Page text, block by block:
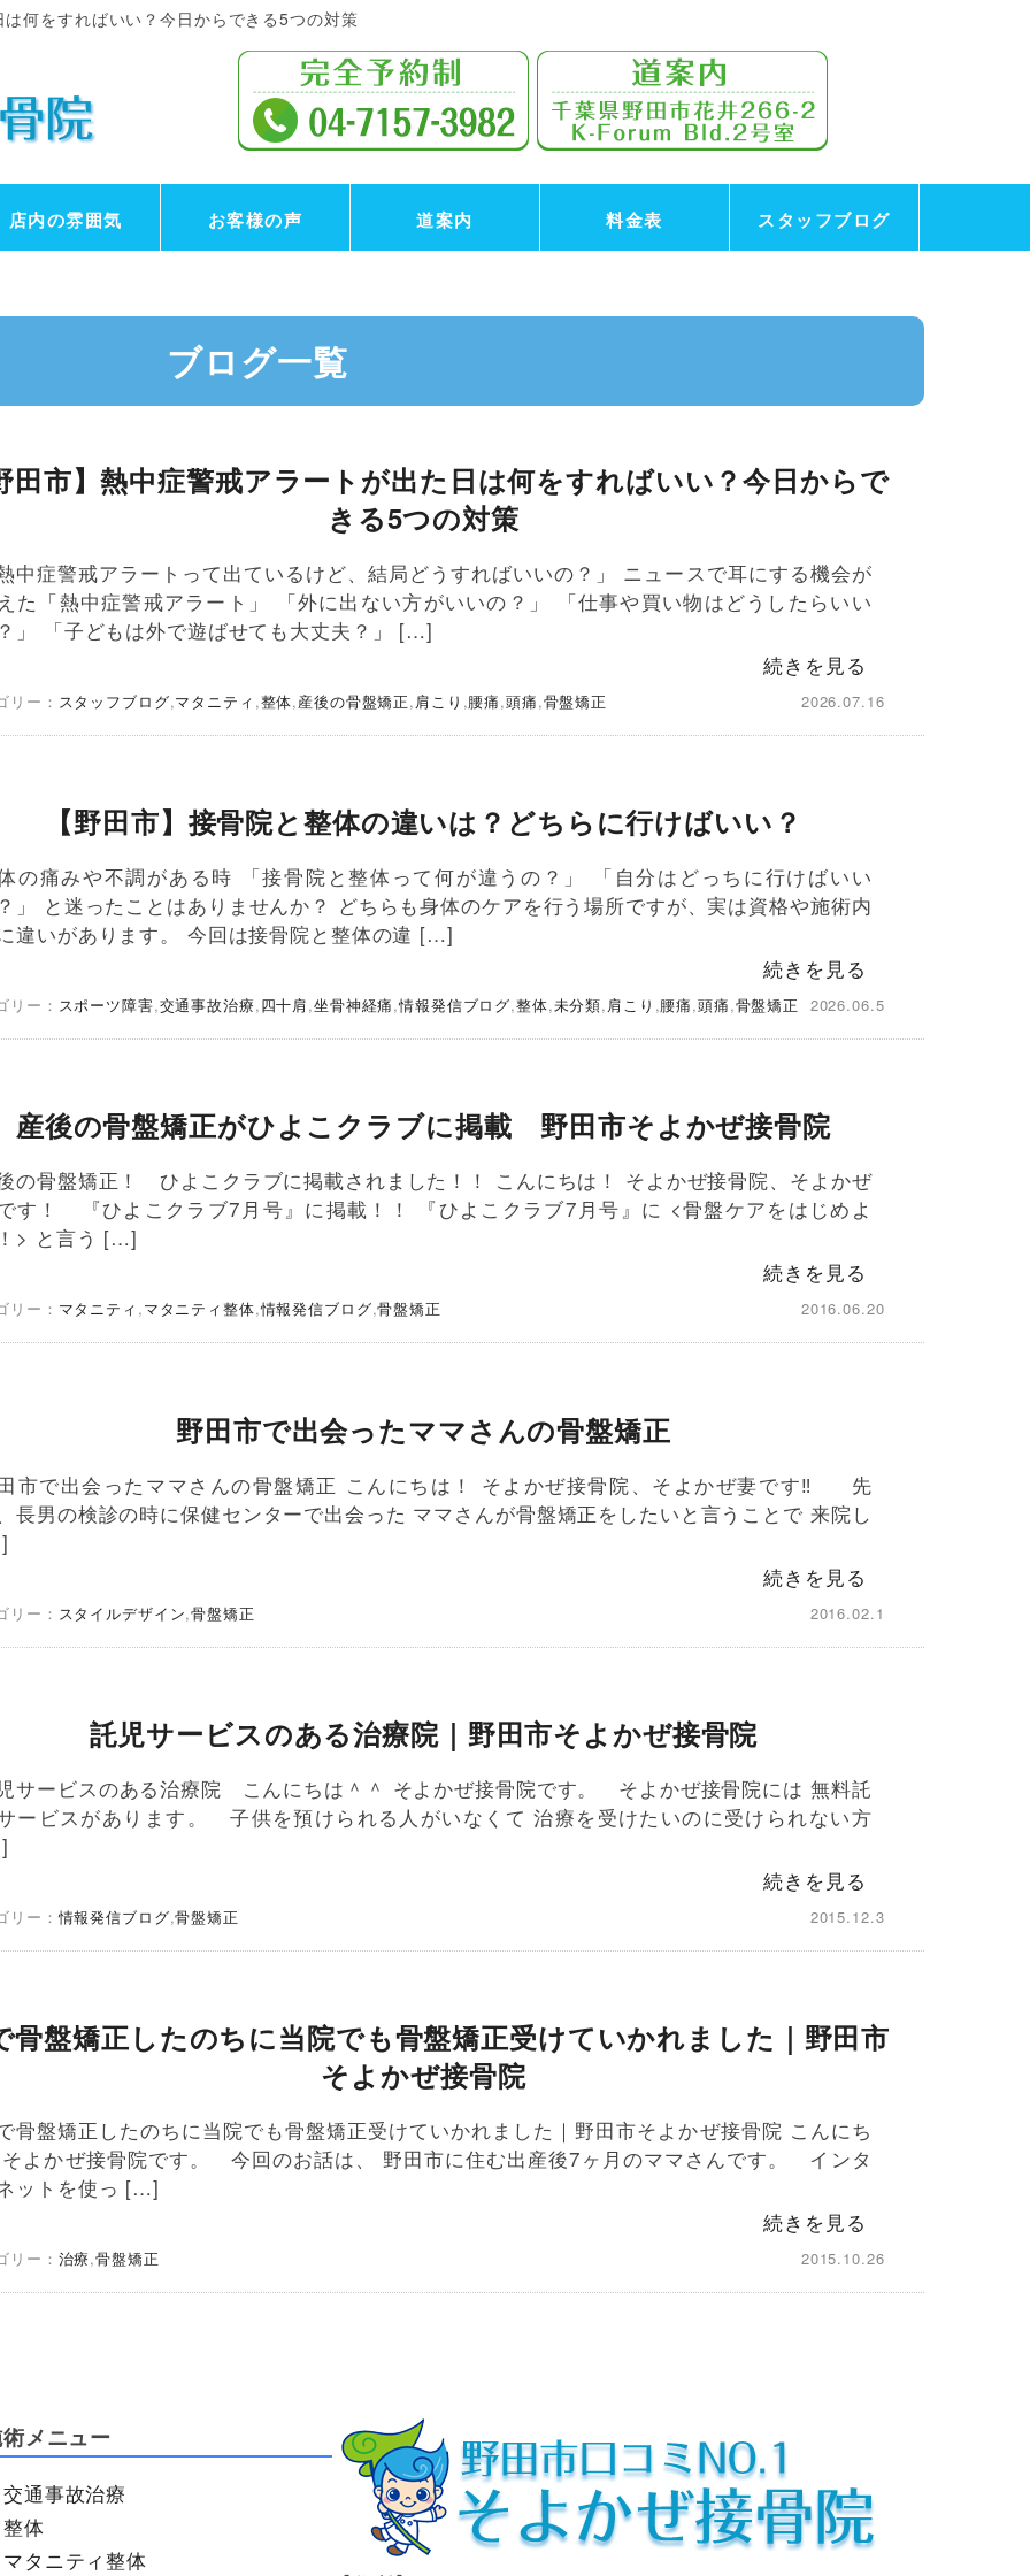
は何をすればいい？今日からできる5つの対策
店内の雰囲気 お客様の声 道案内 料金表 スタッフブログ
ブログ一覧
田市】熱中症警戒アラートが出た日は何をすればいい？今日からで
きる5つの対策
熱中症警戒アラートって出ているけど、結局どうすればいいの？」 ニュースで耳にする機会が
た「熱中症警戒アラート」 「外に出ない方がいいの？」 「仕事や買い物はどうしたらいい
」 「子どもは外で遊ばせても大丈夫？」 […]
続きを見る
2026.07.16
リー： スタッフブログ,マタニティ ,整体,産後の骨盤矯正,肩こり ,腰痛,頭痛,骨盤矯正
【野田市】接骨院と整体の違いは？どちらに行けばいい？
の痛みや不調がある時 「接骨院と整体って何が違うの？」 「自分はどっちに行けばいい
」 と迷ったことはありませんか？ どちらも身体のケアを行う場所ですが、実は資格や施術内
違いがあります。 今回は接骨院と整体の違 […]
続きを見る
2026.06.5
リー： スポーツ障害,交通事故治療,四十肩,坐骨神経痛,情報発信ブログ,整体,未分類,肩こり ,腰痛,頭痛,骨盤矯正
産後の骨盤矯正がひよこクラブに掲載 野田市そよかぜ接骨院
の骨盤矯正！ ひよこクラブに掲載されました！！ こんにちは！ そよかぜ接骨院、そよかぜ
す！ 『ひよこクラブ7月号』に掲載！！ 『ひよこクラブ7月号』に <骨盤ケアをはじめよ
> と言う […]
続きを見る
2016.06.20
リー： マタニティ ,マタニティ整体,情報発信ブログ,骨盤矯正
野田市で出会ったママさんの骨盤矯正
市で出会ったママさんの骨盤矯正 こんにちは！ そよかぜ接骨院、そよかぜ妻です‼︎ 先
長男の検診の時に保健センターで出会った ママさんが骨盤矯正をしたいと言うことで 来院し
続きを見る
2016.02.1
リー： スタイルデザイン,骨盤矯正
託児サービスのある治療院｜野田市そよかぜ接骨院
サービスのある治療院 こんにちは＾＾ そよかぜ接骨院です。 そよかぜ接骨院には 無料託
ービスがあります。 子供を預けられる人がいなくて 治療を受けたいのに受けられない方
続きを見る
2015.12.3
リー：情報発信ブログ,骨盤矯正
骨盤矯正したのちに当院でも骨盤矯正受けていかれました｜野田市
そよかぜ接骨院
骨盤矯正したのちに当院でも骨盤矯正受けていかれました｜野田市そよかぜ接骨院 こんにち
よかぜ接骨院です。 今回のお話は、 野田市に住む出産後7ヶ月のママさんです。 インタ
ットを使っ […]
続きを見る
2015.10.26
リー： 治療,骨盤矯正
メニュー
交通事故治療
整体
マタニティ整体